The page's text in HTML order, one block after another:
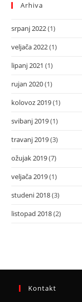
Arhiva
srpanj 2022(1)
veljača 2022(1)
lipanj 2021 (1)
rujan 2020(1)
kolovoz 2019(1)
svibanj 2019(1)
travanj 2019(3)
ožujak 2019(7)
veljača 2019(1)
studeni 2018(3)
listopad 2018(2)
Kontakt